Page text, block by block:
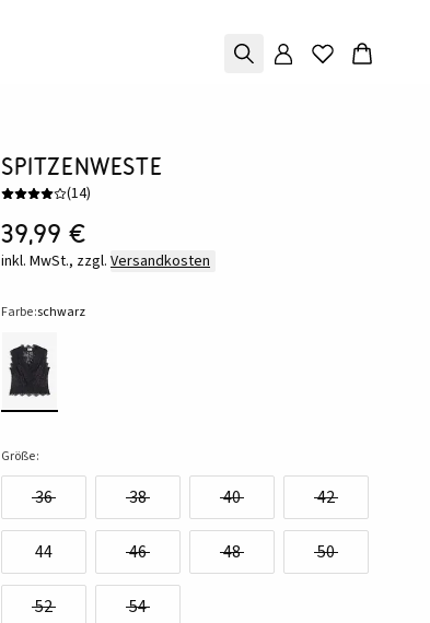
Spitzenweste
(14)
39,99 €
inkl. MwSt., zzgl. Versandkosten
Farbe:schwarz
Größe:
36 38 40 42
44 46 48 50
52 54